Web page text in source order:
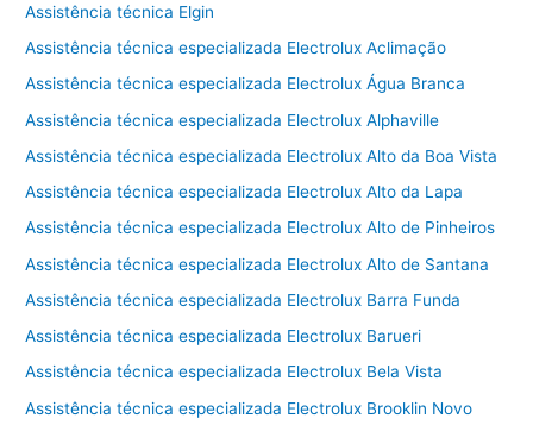
Assistência técnica Elgin
Assistência técnica especializada Electrolux Aclimação
Assistência técnica especializada Electrolux Água Branca
Assistência técnica especializada Electrolux Alphaville
Assistência técnica especializada Electrolux Alto da Boa Vista
Assistência técnica especializada Electrolux Alto da Lapa
Assistência técnica especializada Electrolux Alto de Pinheiros
Assistência técnica especializada Electrolux Alto de Santana
Assistência técnica especializada Electrolux Barra Funda
Assistência técnica especializada Electrolux Barueri
Assistência técnica especializada Electrolux Bela Vista
Assistência técnica especializada Electrolux Brooklin Novo